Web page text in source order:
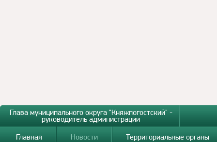
Глава муниципального округа "Княжпогостский" -
руководитель администрации
Главная
Новости Территориальные органы